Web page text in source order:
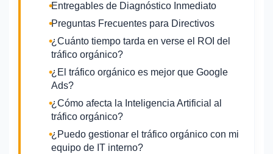
Entregables de Diagnóstico Inmediato
Preguntas Frecuentes para Directivos
¿Cuánto tiempo tarda en verse el ROI del
tráfico orgánico?
¿El tráfico orgánico es mejor que Google
Ads?
¿Cómo afecta la Inteligencia Artificial al
tráfico orgánico?
¿Puedo gestionar el tráfico orgánico con mi
equipo de IT interno?